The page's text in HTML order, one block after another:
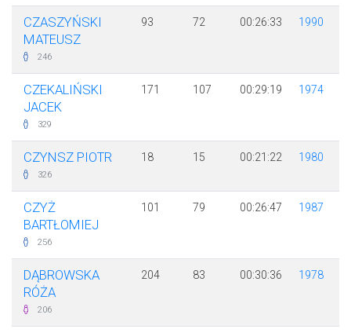
CZASZYŃSKI
MATEUSZ
246
93 72 00:26:33 1990
CZEKALIŃSKI
JACEK
329
171 107 00:29:19 1974
CZYNSZ PIOTR
326
18 15 00:21:22 1980
CZYŻ
BARTŁOMIEJ
256
101 79 00:26:47 1987
DĄBROWSKA
RÓŻA
206
204 83 00:30:36 1978